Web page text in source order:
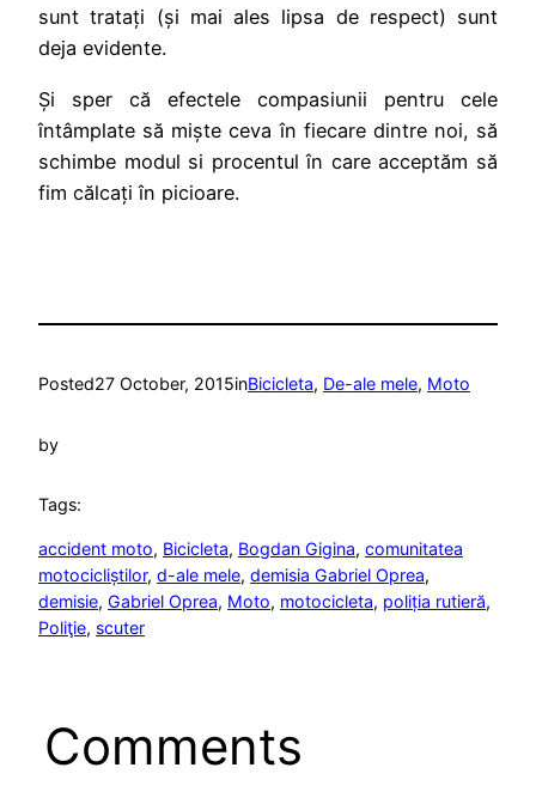
sunt tratați (și mai ales lipsa de respect) sunt
deja evidente.
Și sper că efectele compasiunii pentru cele
întâmplate să miște ceva în fiecare dintre noi, să
schimbe modul si procentul în care acceptăm să
fim călcați în picioare.
Posted27 October, 2015inBicicleta, De-ale mele, Moto
by
Tags:
accident moto, Bicicleta, Bogdan Gigina, comunitatea
motocicliștilor, d-ale mele, demisia Gabriel Oprea
demisie, Gabriel Oprea, Moto, motocicleta, poliția rutieră
Poliţie, scuter
Comments